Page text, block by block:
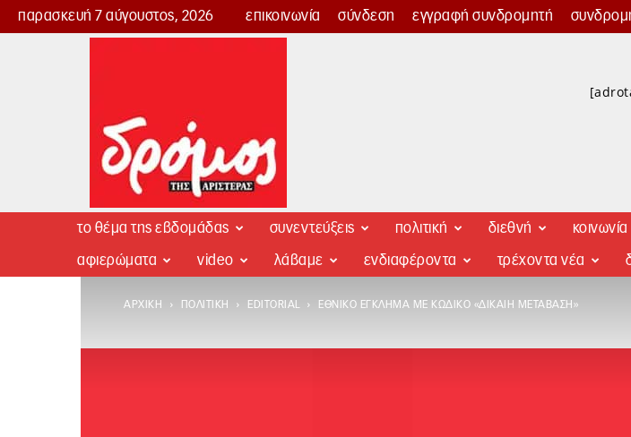
παρασκευή 7 αύγουστος, 2026 επικοινωνία σύνδεση εγγραφή συνδρομητή
Δρόμος
το θέμα της εβδομάδας συνεντεύξεις πολιτική διεθνή κοινωνία
αφιερώματα video λάβαμε ενδιαφέροντα τρέχοντα νέα
ΑΡΧΙΚΉ ΠΟΛΙΤΙΚΉ EDITORIAL ΕΘΝΙΚΌ ΈΓΚΛΗΜΑ ΜΕ ΚΩΔΙΚΌ «ΔΊΚΑΙΗ ΜΕΤΆΒΑΣΗ»